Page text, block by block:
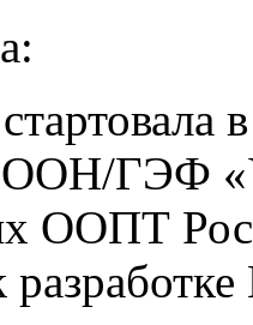
ГЭФ
ООПТ